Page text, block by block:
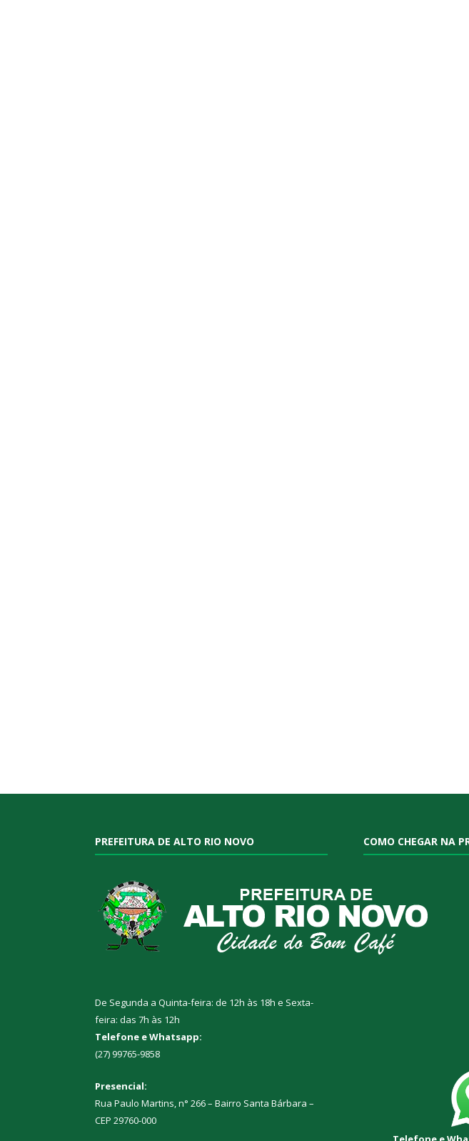
PREFEITURA DE ALTO RIO NOVO
De Segunda a Quinta-feira: de 12h às 18h e Sexta-
feira: das 7h às 12h
Telefone e Whatsapp:
(27) 99765-9858
Presencial:
Rua Paulo Martins, n° 266 – Bairro Santa Bárbara –
CEP 29760-000
COMO CHEGAR NA